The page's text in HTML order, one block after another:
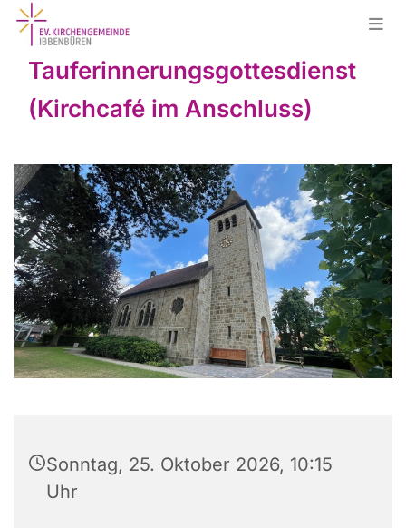
Tauferinnerungsgottesdienst
(Kirchcafé im Anschluss)
Sonntag, 25. Oktober 2026, 10:15
Uhr